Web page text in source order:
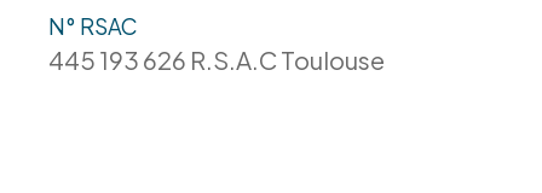
N° RSAC
445 193 626 R.S.A.C Toulouse